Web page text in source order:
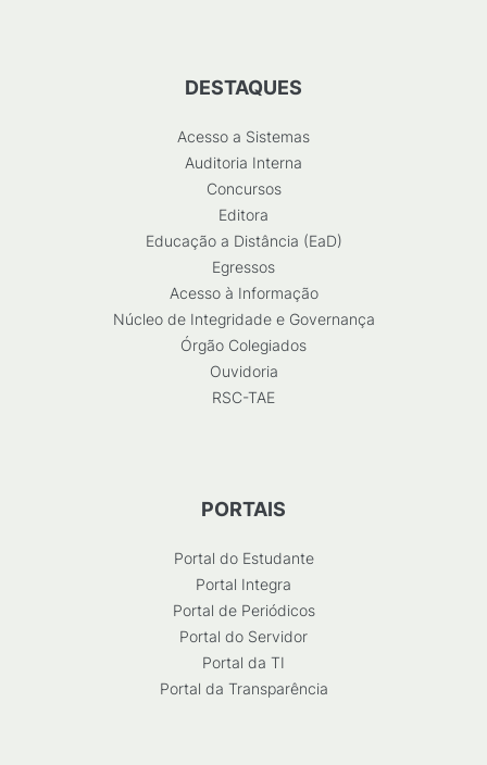
DESTAQUES
Acesso a Sistemas
Auditoria Interna
Concursos
Editora
Educação a Distância (EaD)
Egressos
Acesso à Informação
Núcleo de Integridade e Governança
Órgão Colegiados
Ouvidoria
RSC-TAE
PORTAIS
Portal do Estudante
Portal Integra
Portal de Periódicos
Portal do Servidor
Portal da TI
Portal da Transparência